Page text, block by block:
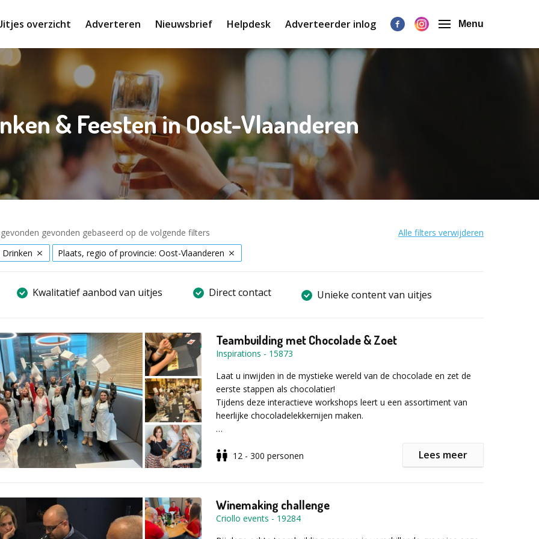
overzicht Adverteren Nieuwsbrief Helpdesk Adverteerder inlog Menu
& Feesten in Oost-Vlaanderen
gevonden gebaseerd op de volgende filters
Alle filters verwijderen
Drinken
Plaats, regio of provincie: Oost-Vlaanderen
Kwalitatief aanbod van uitjes Direct contact Unieke content van uitjes
Teambuilding met Chocolade & Zoet
Inspirations - 15873
Laat u inwijden in de mystieke wereld van de chocolade en zet de
eerste stappen als chocolatier!
Tijdens deze interactieve workshops leert u een assortiment van
heerlijke chocoladelekkernijen maken.
personen
Eerst krijgt u een interessante uitleg over alle details van chocolade
van één van onze Chef Chocolatiers.
Daarna gaan we aan de slag met de beste chocolades om de meest
12 - 300 personen Lees meer
Winemaking challenge
Criollo events - 19284